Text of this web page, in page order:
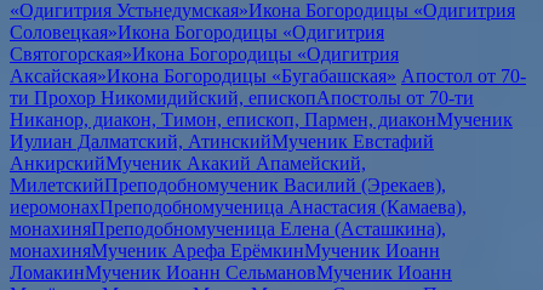
«Одигитрия Устьнедумская»Икона Богородицы «Одигитрия
Соловецкая»Икона Богородицы «Одигитрия
Святогорская»Икона Богородицы «Одигитрия
Аксайская»Икона Богородицы «Бугабашская» Апостол от 70-
ти Прохор Никомидийский, епископАпостолы от 70-ти
Никанор, диакон, Тимон, епископ, Пармен, диаконМученик
Иулиан Далматский, АтинскийМученик Евстафий
АнкирскийМученик Акакий Апамейский,
МилетскийПреподобномученик Василий (Эрекаев),
иеромонахПреподобномученица Анастасия (Камаева),
монахиняПреподобномученица Елена (Асташкина),
монахиняМученик Арефа ЕрёмкинМученик Иоанн
ЛомакинМученик Иоанн СельмановМученик Иоанн